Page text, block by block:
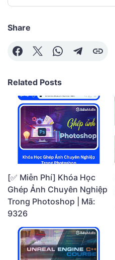
Share
Related Posts
[✅ Miễn Phí] Khóa Học
Ghép Ảnh Chuyên Nghiệp
Trong Photoshop | Mã:
9326